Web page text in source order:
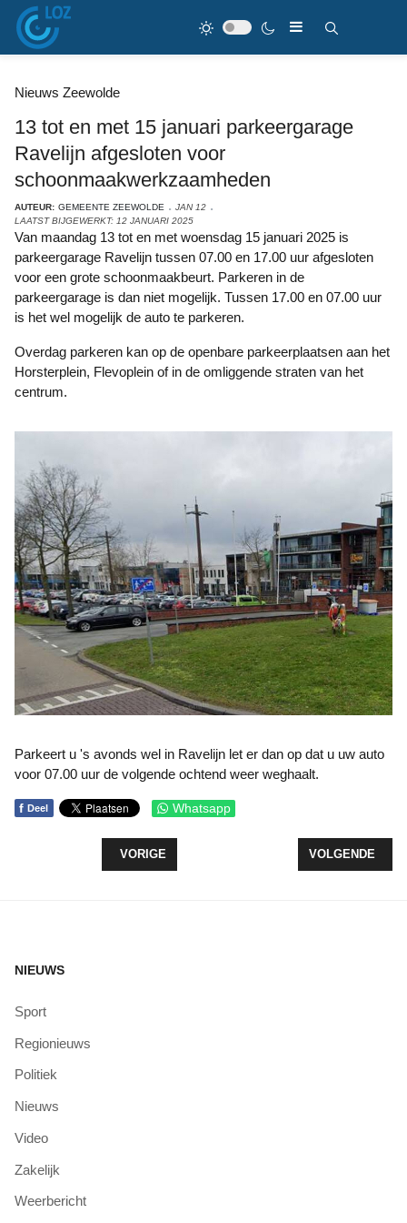
Nieuws Zeewolde
13 tot en met 15 januari parkeergarage
Ravelijn afgesloten voor
schoonmaakwerkzaamheden
AUTEUR: GEMEENTE ZEEWOLDE
JAN 12
LAATST BIJGEWERKT: 12 JANUARI 2025
Van maandag 13 tot en met woensdag 15 januari 2025 is
parkeergarage Ravelijn tussen 07.00 en 17.00 uur afgesloten
voor een grote schoonmaakbeurt. Parkeren in de
parkeergarage is dan niet mogelijk. Tussen 17.00 en 07.00 uur
is het wel mogelijk de auto te parkeren.
Overdag parkeren kan op de openbare parkeerplaatsen aan het
Horsterplein, Flevoplein of in de omliggende straten van het
centrum.
Parkeert u 's avonds wel in Ravelijn let er dan op dat u uw auto
voor 07.00 uur de volgende ochtend weer weghaalt.
f Deel Whatsapp
VORIG ARTIKEL: HOEZO SPINOZA?
VORIGE VOLGENDE
VOLGENDE
NIEUWS
Sport
Regionieuws
Politiek
Nieuws
Video
Zakelijk
Weerbericht